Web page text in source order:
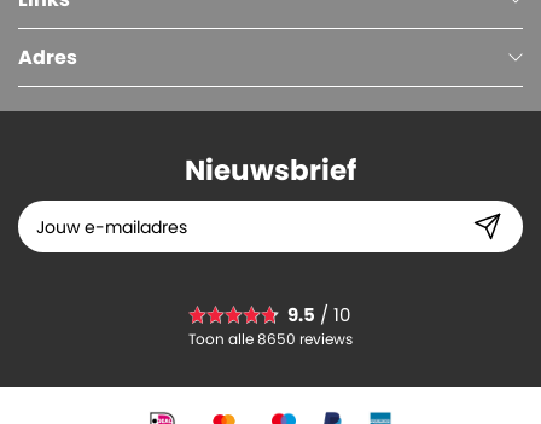
Adres
Nieuwsbrief
9.5 / 10
Toon alle 8650 reviews